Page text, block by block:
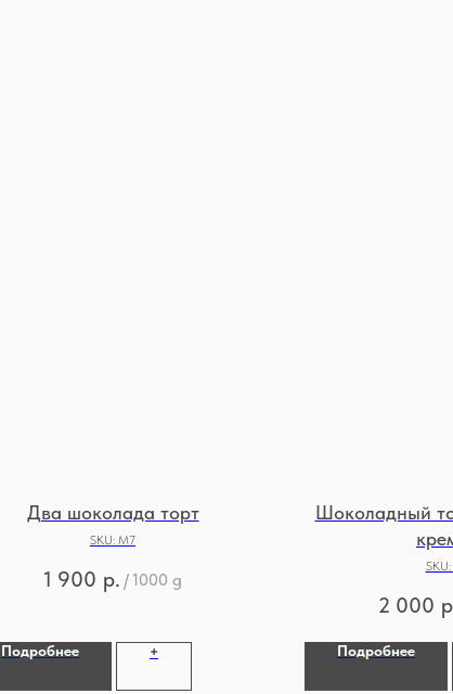
Два шоколада торт
SKU: М7
1 900 р. /1000 g
Подробнее +
Шоколадный
SKU:
2 000
Подробнее